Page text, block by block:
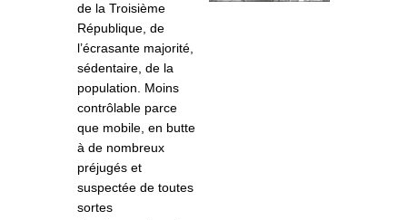
de la Troisième
République, de
l’écrasante majorité,
sédentaire, de la
population. Moins
contrôlable parce
que mobile, en butte
à de nombreux
préjugés et
suspectée de toutes
sortes